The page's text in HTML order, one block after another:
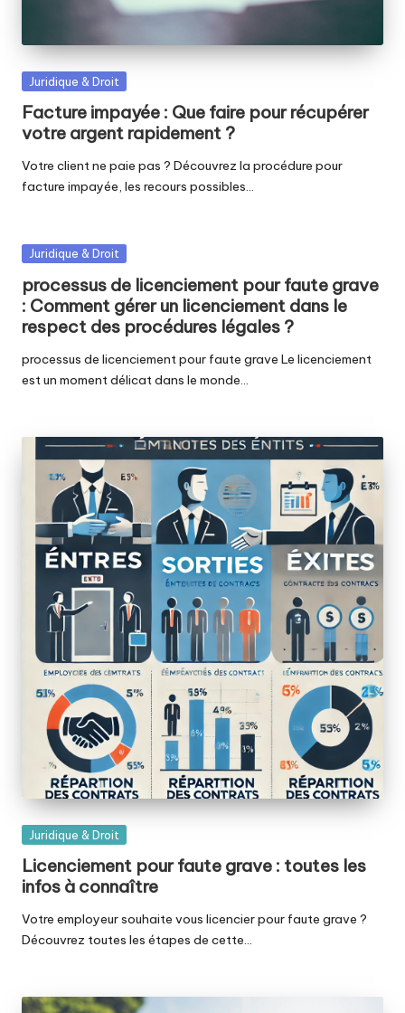
Posted
Juridique & Droit
Facture impayée : Que faire pour récupérer
votre argent rapidement ?
Votre client ne paie pas ? Découvrez la procédure pour
facture impayée, les recours possibles…
Posted
Juridique & Droit
processus de licenciement pour faute grave
: Comment gérer un licenciement dans le
respect des procédures légales ?
processus de licenciement pour faute grave Le licenciement
est un moment délicat dans le monde…
Posted
Juridique & Droit
Licenciement pour faute grave : toutes les
infos à connaître
Votre employeur souhaite vous licencier pour faute grave ?
Découvrez toutes les étapes de cette…